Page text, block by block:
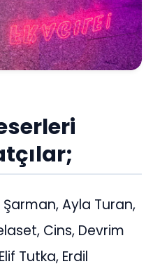
Ayla Turan,
Cins, Devrim
Tutka, Erdil